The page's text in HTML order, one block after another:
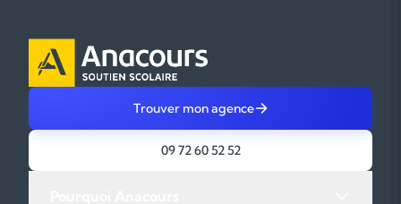
Trouver mon agence
09 72 60 52 52